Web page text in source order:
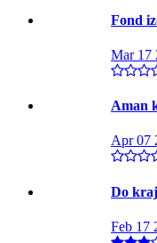
Fond
Mar 17
Aman
Apr 07
Do
Feb 17